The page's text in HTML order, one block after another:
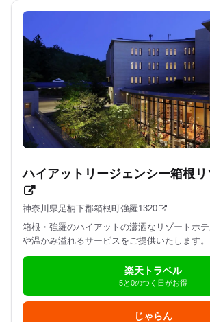
ハイアットリージェンシー箱根
神奈川県足柄下郡箱根町強羅1320
箱根・強羅のハイアットの瀟洒なリゾートホ
や温かみ溢れるサービスをご提供いたします。
楽天トラベル
5と0のつく日がお得
じゃらん